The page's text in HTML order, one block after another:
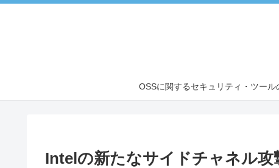
OSSに関するセキュリティ・ツー
Intelの新たなサイドチャネル